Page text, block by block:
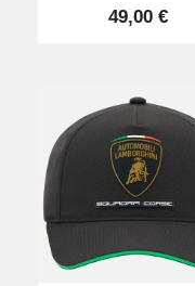
49,00 €